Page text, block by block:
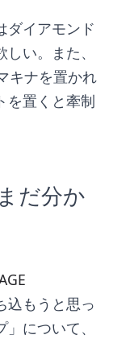
ダイアモンド
い。また、
キナを置かれ
を置くと牽制
だ分か
込もうと思っ
について、